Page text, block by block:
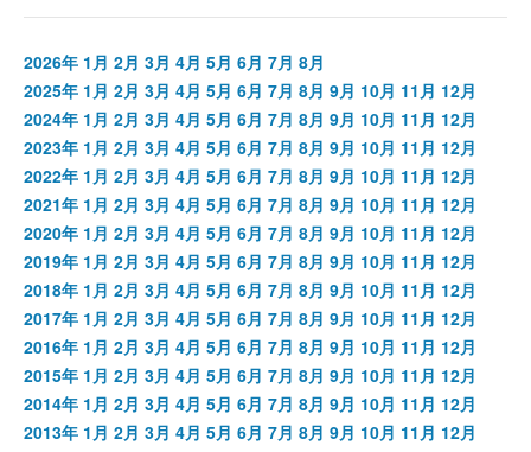
2026年 1月 2月 3月 4月 5月 6月 7月 8月
2025年 1月 2月 3月 4月 5月 6月 7月 8月 9月 10月 11月 12月
2024年 1月 2月 3月 4月 5月 6月 7月 8月 9月 10月 11月 12月
2023年 1月 2月 3月 4月 5月 6月 7月 8月 9月 10月 11月 12月
2022年 1月 2月 3月 4月 5月 6月 7月 8月 9月 10月 11月 12月
2021年 1月 2月 3月 4月 5月 6月 7月 8月 9月 10月 11月 12月
2020年 1月 2月 3月 4月 5月 6月 7月 8月 9月 10月 11月 12月
2019年 1月 2月 3月 4月 5月 6月 7月 8月 9月 10月 11月 12月
2018年 1月 2月 3月 4月 5月 6月 7月 8月 9月 10月 11月 12月
2017年 1月 2月 3月 4月 5月 6月 7月 8月 9月 10月 11月 12月
2016年 1月 2月 3月 4月 5月 6月 7月 8月 9月 10月 11月 12月
2015年 1月 2月 3月 4月 5月 6月 7月 8月 9月 10月 11月 12月
2014年 1月 2月 3月 4月 5月 6月 7月 8月 9月 10月 11月 12月
2013年 1月 2月 3月 4月 5月 6月 7月 8月 9月 10月 11月 12月